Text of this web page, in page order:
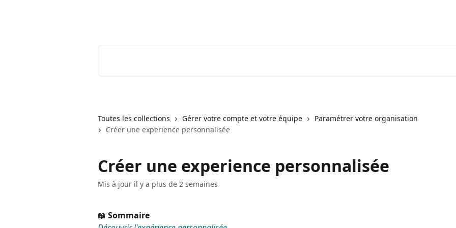
Toutes les collections Gérer votre compte et votre équipe
Paramétrer votre organisation
Créer une experience personnalisée
Créer une experience personnalisée
Mis à jour il y a plus de 2 semaines
📖 Sommaire